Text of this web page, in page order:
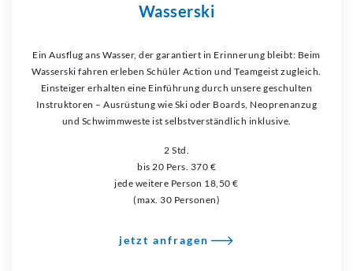
Wasserski
Ein Ausflug ans Wasser, der garantiert in Erinnerung bleibt: Beim
Wasserski fahren erleben Schüler Action und Teamgeist zugleich.
Einsteiger erhalten eine Einführung durch unsere geschulten
Instruktoren – Ausrüstung wie Ski oder Boards, Neoprenanzug
und Schwimmweste ist selbstverständlich inklusive.
2 Std.
bis 20 Pers. 370 €
jede weitere Person 18,50 €
(max. 30 Personen)
jetzt anfragen